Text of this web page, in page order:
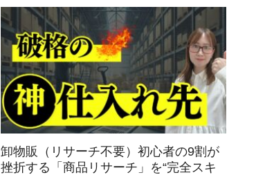
卸物販（リサーチ不要）初心者の9割が
挫折する「商品リサーチ」を“完全スキ